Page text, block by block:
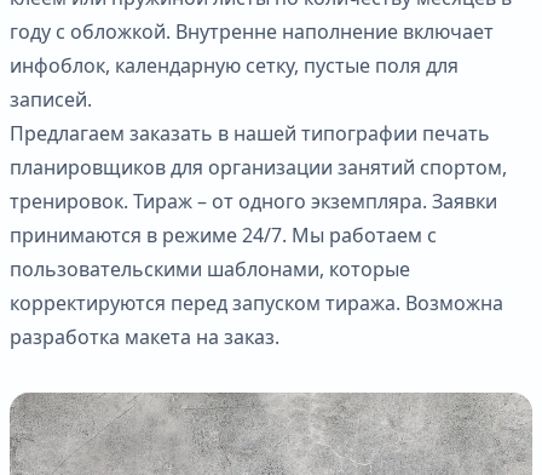
году с обложкой. Внутренне наполнение включает
инфоблок, календарную сетку, пустые поля для
записей.
Предлагаем заказать в нашей типографии печать
планировщиков для организации занятий спортом,
тренировок. Тираж – от одного экземпляра. Заявки
принимаются в режиме 24/7. Мы работаем с
пользовательскими шаблонами, которые
корректируются перед запуском тиража. Возможна
разработка макета на заказ.